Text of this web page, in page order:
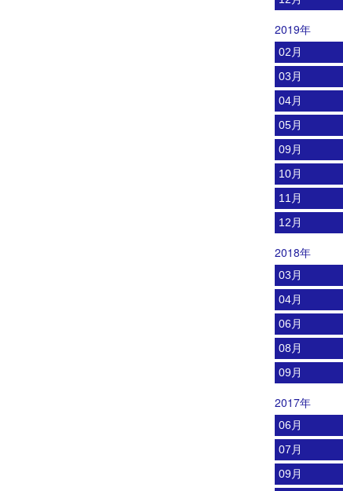
2019年
02月
03月
04月
05月
09月
10月
11月
12月
2018年
03月
04月
06月
08月
09月
2017年
06月
07月
09月